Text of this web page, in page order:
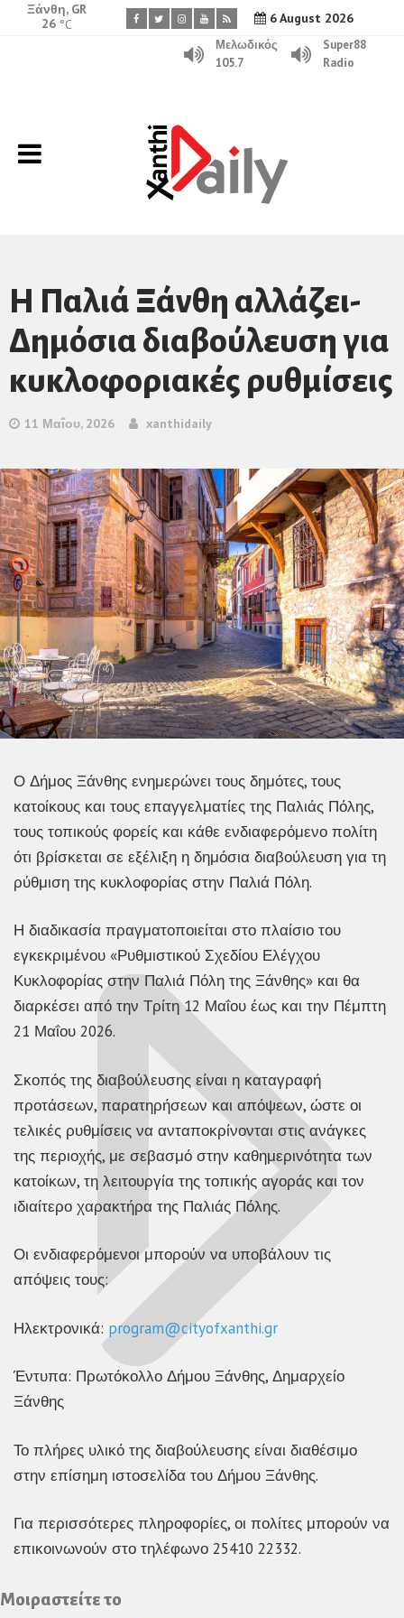
6 August 2026
Ξάνθη, GR
26 °C
Μελωδικός
105.7
Super88
Radio
Η Παλιά Ξάνθη αλλάζει-
Δημόσια διαβούλευση για
κυκλοφοριακές ρυθμίσεις
11 Μαΐου, 2026 xanthidaily
Ο Δήμος Ξάνθης ενημερώνει τους δημότες, τους
κατοίκους και τους επαγγελματίες της Παλιάς Πόλης,
τους τοπικούς φορείς και κάθε ενδιαφερόμενο πολίτη
ότι βρίσκεται σε εξέλιξη η δημόσια διαβούλευση για τη
ρύθμιση της κυκλοφορίας στην Παλιά Πόλη.
Η διαδικασία πραγματοποιείται στο πλαίσιο του
εγκεκριμένου «Ρυθμιστικού Σχεδίου Ελέγχου
Κυκλοφορίας στην Παλιά Πόλη της Ξάνθης» και θα
διαρκέσει από την Τρίτη 12 Μαΐου έως και την Πέμπτη
21 Μαΐου 2026.
Σκοπός της διαβούλευσης είναι η καταγραφή
προτάσεων, παρατηρήσεων και απόψεων, ώστε οι
τελικές ρυθμίσεις να ανταποκρίνονται στις ανάγκες
της περιοχής, με σεβασμό στην καθημερινότητα των
κατοίκων, τη λειτουργία της τοπικής αγοράς και τον
ιδιαίτερο χαρακτήρα της Παλιάς Πόλης.
Οι ενδιαφερόμενοι μπορούν να υποβάλουν τις
απόψεις τους:
Ηλεκτρονικά: program@cityofxanthi.gr
Έντυπα: Πρωτόκολλο Δήμου Ξάνθης, Δημαρχείο
Ξάνθης
Το πλήρες υλικό της διαβούλευσης είναι διαθέσιμο
στην επίσημη ιστοσελίδα του Δήμου Ξάνθης.
Για περισσότερες πληροφορίες, οι πολίτες μπορούν να
επικοινωνούν στο τηλέφωνο 25410 22332.
Μοιραστείτε το